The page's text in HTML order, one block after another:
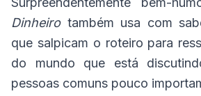
Dinheirotambém usa com
que salpicam o roteiro para
do mundo que está
pessoas comuns pouco